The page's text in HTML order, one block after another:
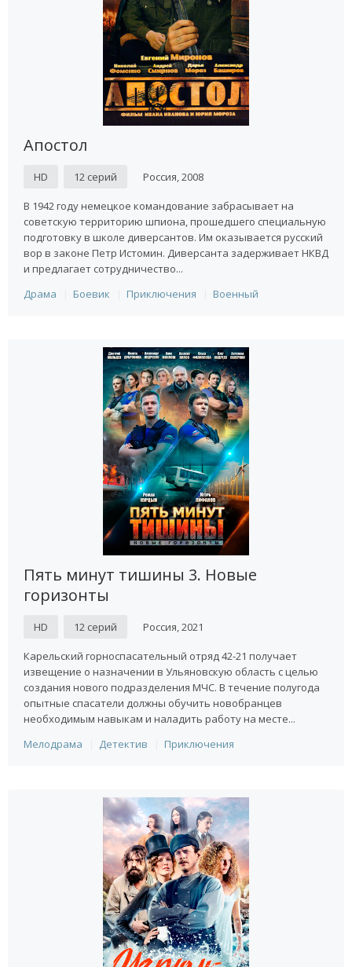
Апостол
HD 12 серий Россия, 2008
В 1942 году немецкое командование забрасывает на
советскую территорию шпиона, прошедшего специальную
подготовку в школе диверсантов. Им оказывается русский
вор в законе Петр Истомин. Диверсанта задерживает НКВД
и предлагает сотрудничество...
Драма
Боевик Приключения Военный
Пять минут тишины 3. Новые
горизонты
HD 12 серий Россия, 2021
Карельский горноспасательный отряд 42-21 получает
извещение о назначении в Ульяновскую область с целью
создания нового подразделения МЧС. В течение полугода
опытные спасатели должны обучить новобранцев
необходимым навыкам и наладить работу на месте...
Мелодрама
Детектив Приключения